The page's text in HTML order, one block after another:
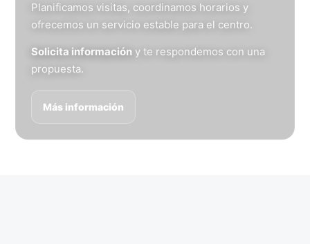
Planificamos visitas, coordinamos horarios y
ofrecemos un servicio estable para el centro.
Solicita información y te respondemos con una
propuesta.
Más información